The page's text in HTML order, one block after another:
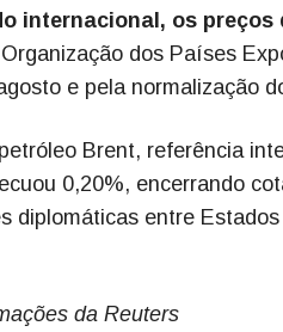
internacional, os
dos Países
e pela normalização
Brent, referência
0,20%, encerrando
diplomáticas entre
da Reuters